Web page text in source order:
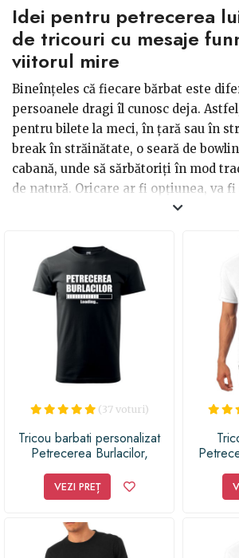
Sugestii utile - alege aceste articole
petrecerii organizate. Petrecerea de
diferită de cea a burlăcițelor: dacă
confortabil la o bere, cele mai multe
petrecere cu tematică, astfel că va fi
mai multe accesorii și mai multe idei.
Idei pentru petrecerea
de tricouri cu mesaje
viitorul mire
Bineînțeles că fiecare bărbat este
persoanele dragi îl cunosc deja.
pentru bilete la meci, în țară sau în
break în străinătate, o seară de
cabană, unde să sărbătoriți în mod
de natură. Oricare ar fi opțiunea, va fi
personalizarea grupului, aspect care
tricouri/hanorace/bluze, cu mesaj
acestor petreceri. Vei găsi mai multe
magazinele online, alături de
peruci, ochelari, pentru a face
(37 voturi)
Tricou barbati personalizat
Petrecerea Burlacilor,
VEZI PREȚ